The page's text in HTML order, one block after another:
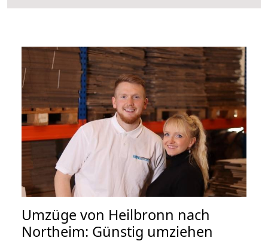
Umzüge von Heilbronn nach
Northeim: Günstig umziehen